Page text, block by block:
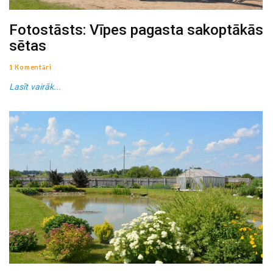
Fotostāsts: Vīpes pagasta sakoptākās
sētas
1 Komentāri
Lasīt vairāk...